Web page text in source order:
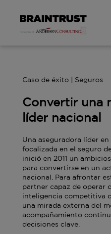
Caso de éxito | Seguros
Convertir una
líder nacional
Una aseguradora líder
focalizada en el seguro
inició en 2011 un
para convertirse en un
nacional. Para afrontar
partner capaz de operar
inteligencia competitiva
una mirada externa del
acompañamiento
decisiones clave.